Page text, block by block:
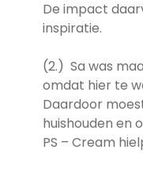
De impact
inspiratie.
(2.) Sa was
omdat hier te
Daardoor
huishouden en
PS – Cream